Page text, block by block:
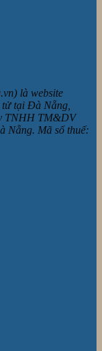
là website
tử tại Đà Nẵng,
TNHH TM&DV
Nẵng. Mã số thuế: